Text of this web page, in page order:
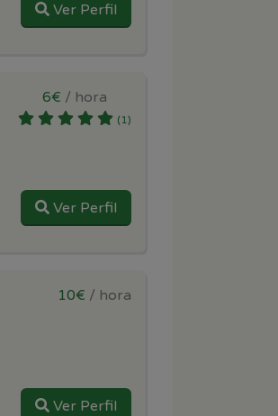
Ver Perfil
6€ / hora
(1)
Ver Perfil
10€ / hora
Ver Perfil